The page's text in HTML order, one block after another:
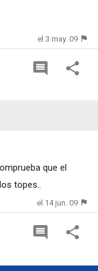
el 3 may. 09
que el
topes..
el 14 jun. 09